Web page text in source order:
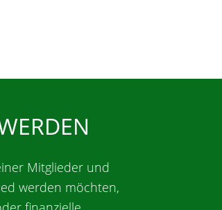
Mitglieder und
werden möchten,